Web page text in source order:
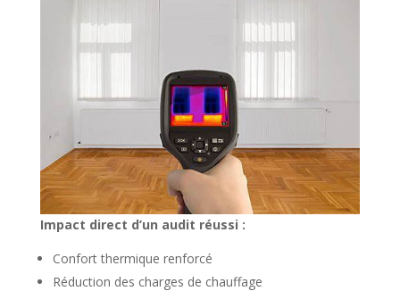
Impact direct d’un audit réussi :
Confort thermique renforcé
Réduction des charges de chauffage